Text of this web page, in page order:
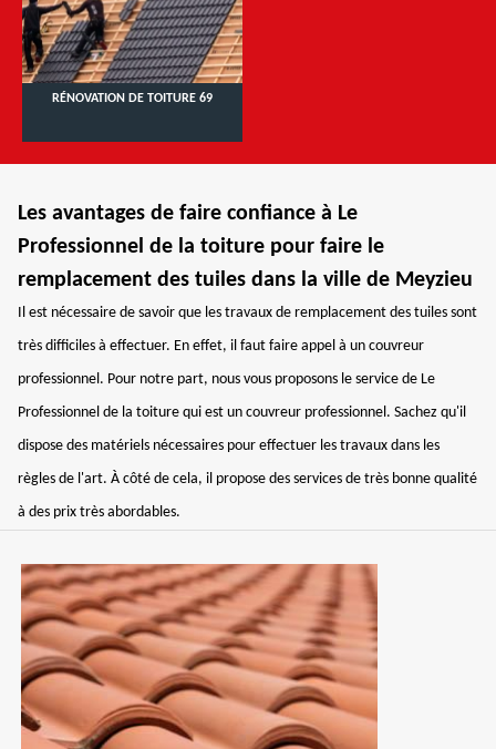
RÉNOVATION DE TOITURE 69
Les avantages de faire confiance à Le
Professionnel de la toiture pour faire le
remplacement des tuiles dans la ville de Meyzieu
Il est nécessaire de savoir que les travaux de remplacement des tuiles sont
très difficiles à effectuer. En effet, il faut faire appel à un couvreur
professionnel. Pour notre part, nous vous proposons le service de Le
Professionnel de la toiture qui est un couvreur professionnel. Sachez qu'il
dispose des matériels nécessaires pour effectuer les travaux dans les
règles de l'art. À côté de cela, il propose des services de très bonne qualité
à des prix très abordables.